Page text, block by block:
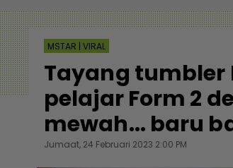
MSTAR | VIRAL
Tayang tumbler
pelajar Form 2
mewah... baru
Jumaat, 24 Februari 2023 2:00 PM